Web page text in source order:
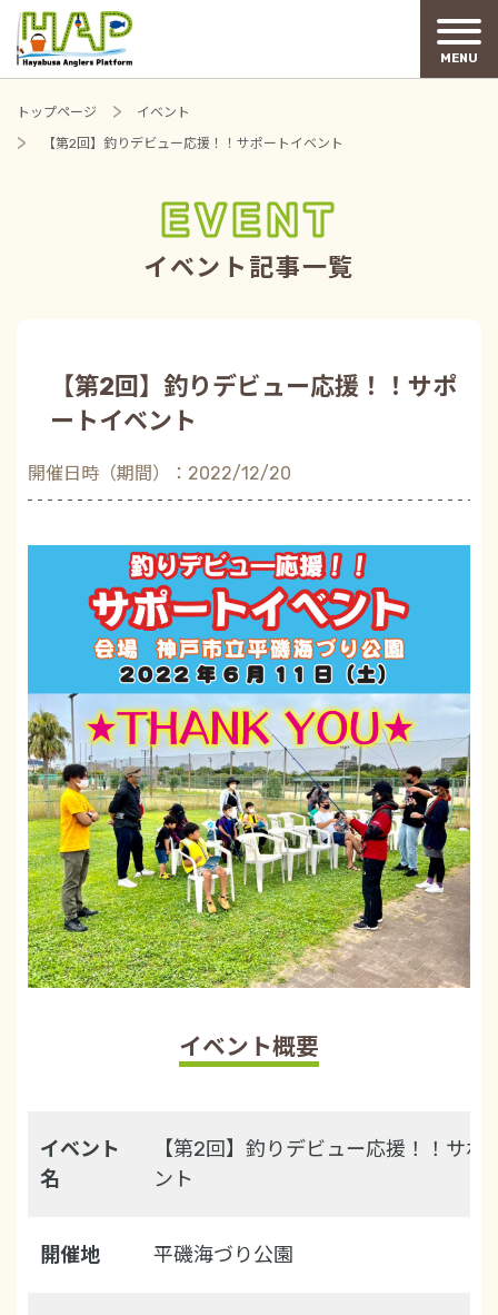
MENU
トップページ
イベント
【第2回】釣りデビュー応援！！サポートイベント
EVENT
イベント記事一覧
【第2回】釣りデビュー応援！！サポ
ートイベント
開催日時（期間）：2022/12/20
イベント概要
イベント
名
【第2回】釣りデビュー応援！！サポ
ント
開催地 平磯海づり公園